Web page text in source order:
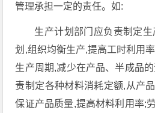
管理承担一定的责任。如:
生产计划部门应负责制定
划,组织均衡生产,提高工时利用
生产周期,减少在产品、半成品
责制定各种材料消耗定额,从产
保证产品质量,提高材料利用率;